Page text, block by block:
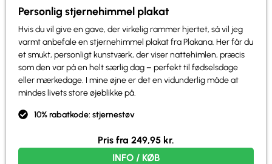
Personlig stjernehimmel plakat
Hvis du vil give en gave, der virkelig rammer hjertet, så vil jeg
varmt anbefale en stjernehimmel plakat fra Plakana. Her får du
et smukt, personligt kunstværk, der viser nattehimlen, præcis
som den var på en helt særlig dag – perfekt til fødselsdage
eller mærkedage. I mine øjne er det en vidunderlig måde at
mindes livets store øjeblikke på.
10% rabatkode: stjernestøv
Pris fra 249,95 kr.
INFO / KØB